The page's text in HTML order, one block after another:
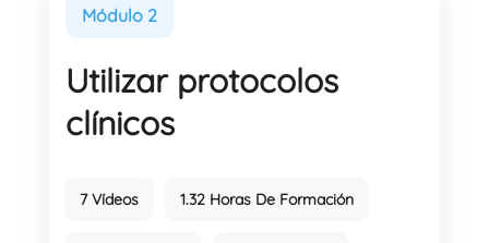
Módulo 2
Utilizar protocolos
clínicos
7 Vídeos 1.32 Horas De Formación